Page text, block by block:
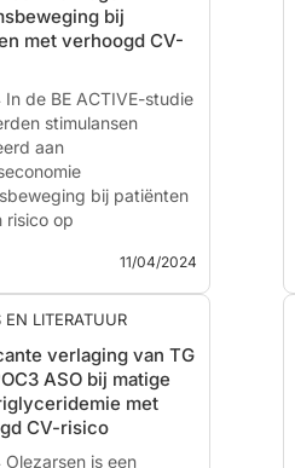
of the Phase 3
Controlled ARISE-
17 apr. 2024
bij de ACC.2...
bij
met verhoogd CV-
In de BE ACTIVE-studie
stimulansen
aan
bij patiënten
risico op
van 12
Gamification, Financial
or Both Combined to
Physical Activity
With Elevated
Major Adverse
11/04/2024
EN LITERATUUR
verlaging van TG
ASO bij matige
met
CV-risico
Olezarsen is een